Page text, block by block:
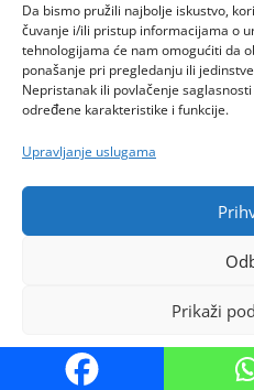
Da bismo pružili najbolje iskustvo,
čuvanje i/ili pristup informacijama o
tehnologijama će nam omogućiti da
ponašanje pri pregledanju ili
Nepristanak ili povlačenje
određene karakteristike i funkcije.
Upravljanje uslugama
Prikaži
Politika
MoreNews